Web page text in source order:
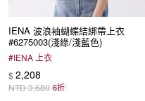
IENA 波浪袖蝴蝶結綁帶上衣
#6275003(淺綠/淺藍色)
#IENA 上衣
$ 2,208
NTD3,680 6折